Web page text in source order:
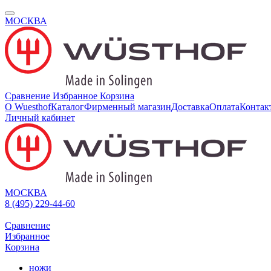
МОСКВА
Сравнение Избранное Корзина
О WuesthofКаталогФирменный магазинДоставкаОплата
Личный кабинет
МОСКВА
8 (495) 229-44-60
Сравнение
Избранное
Корзина
ножи